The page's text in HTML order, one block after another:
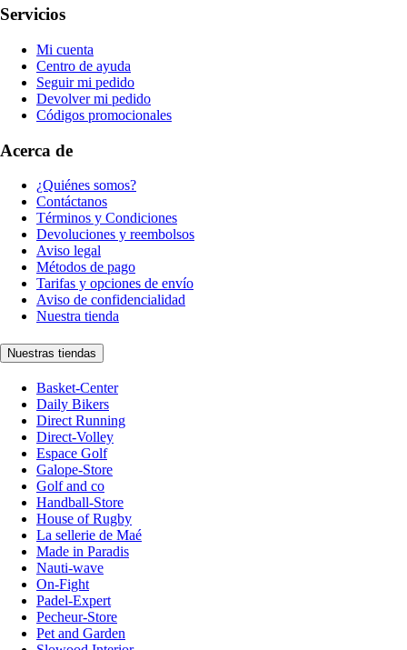
Servicios
Mi cuenta
Centro de ayuda
Seguir mi pedido
Devolver mi pedido
Códigos promocionales
Acerca de
¿Quiénes somos?
Contáctanos
Términos y Condiciones
Devoluciones y reembolsos
Aviso legal
Métodos de pago
Tarifas y opciones de envío
Aviso de confidencialidad
Nuestra tienda
Nuestras tiendas
Basket-Center
Daily Bikers
Direct Running
Direct-Volley
Espace Golf
Galope-Store
Golf and co
Handball-Store
House of Rugby
La sellerie de Maé
Made in Paradis
Nauti-wave
On-Fight
Padel-Expert
Pecheur-Store
Pet and Garden